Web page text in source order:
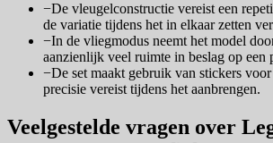
−De vleugelconstructie vereist een
de variatie tijdens het in elkaar zetten
−In de vliegmodus neemt het model
aanzienlijk veel ruimte in beslag op een
−De set maakt gebruik van stickers
precisie vereist tijdens het aanbrengen.
Veelgestelde vragen over